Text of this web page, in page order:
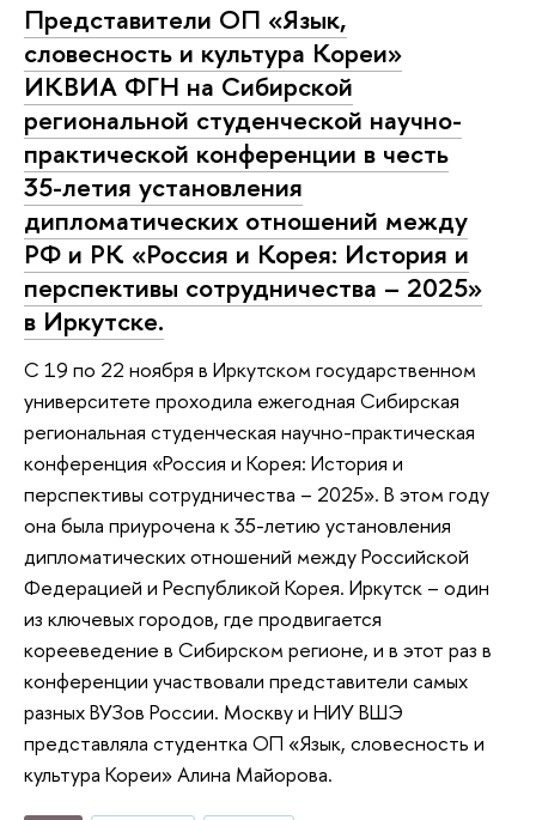
Представители ОП «Язык,
словесность и культура Кореи»
ИКВИА ФГН на Сибирской
региональной студенческой научно-
практической конференции в честь
35-летия установления
дипломатических отношений между
РФ и РК «Россия и Корея: История и
перспективы сотрудничества – 2025»
в Иркутске.
С 19 по 22 ноября в Иркутском государственном
университете проходила ежегодная Сибирская
региональная студенческая научно-практическая
конференция «Россия и Корея: История и
перспективы сотрудничества – 2025». В этом году
она была приурочена к 35-летию установления
дипломатических отношений между Российской
Федерацией и Республикой Корея. Иркутск – один
из ключевых городов, где продвигается
корееведение в Сибирском регионе, и в этот раз в
конференции участвовали представители самых
разных ВУЗов России. Москву и НИУ ВШЭ
представляла студентка ОП «Язык, словесность и
культура Кореи» Алина Майорова.